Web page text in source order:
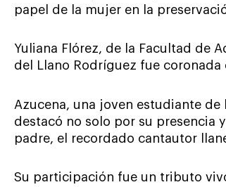
papel de la mujer en la
Yuliana Flórez, de la Facultad de
del Llano Rodríguez fue coronada
Azucena, una joven estudiante
destacó no solo por su presencia
padre, el recordado cantautor
Su participación fue un tributo